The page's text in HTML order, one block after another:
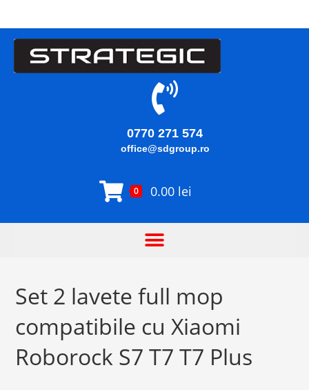
0770 271 574
office@sdgroup.ro
0 0.00 lei
Set 2 lavete full mop
compatibile cu Xiaomi
Roborock S7 T7 T7 Plus